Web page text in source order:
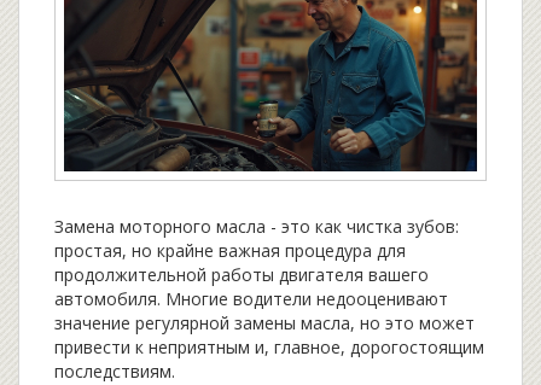
Замена моторного масла - это как чистка зубов:
простая, но крайне важная процедура для
продолжительной работы двигателя вашего
автомобиля. Многие водители недооценивают
значение регулярной замены масла, но это может
привести к неприятным и, главное, дорогостоящим
последствиям.